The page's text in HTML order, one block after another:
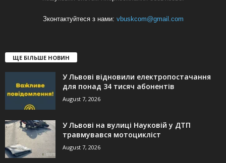
Зконтактуйтеся з нами: vbuskcom@gmail.com
ЩЕ БІЛЬШЕ НОВИН
У Львові відновили електропостачання
для понад 34 тисяч абонентів
August 7, 2026
У Львові на вулиці Науковій у ДТП
травмувався мотоцикліст
August 7, 2026